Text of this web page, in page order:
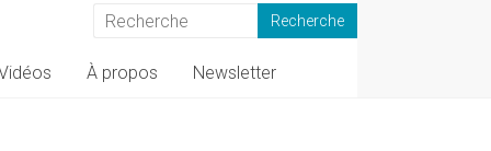
À propos Newsletter